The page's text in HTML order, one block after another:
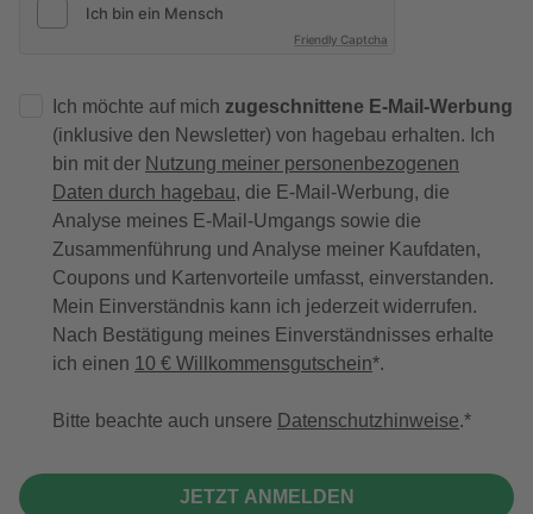
Friendly Captcha
Ich möchte auf mich zugeschnittene E-Mail-Werbung
(inklusive den Newsletter) von hagebau erhalten. Ich
bin mit der Nutzung meiner personenbezogenen
Daten durch hagebau, die E-Mail-Werbung, die
Analyse meines E-Mail-Umgangs sowie die
Zusammenführung und Analyse meiner Kaufdaten,
Coupons und Kartenvorteile umfasst, einverstanden.
Mein Einverständnis kann ich jederzeit widerrufen.
Nach Bestätigung meines Einverständnisses erhalte
ich einen 10 € Willkommensgutschein*.
Bitte beachte auch unsere Datenschutzhinweise.
JETZT ANMELDEN